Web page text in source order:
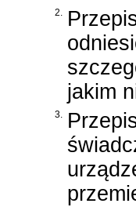
2.
jakim
3.